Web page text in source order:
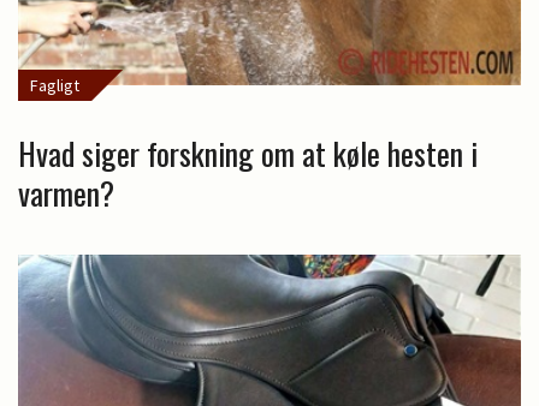
Fagligt
Hvad siger forskning om at køle hesten i
varmen?